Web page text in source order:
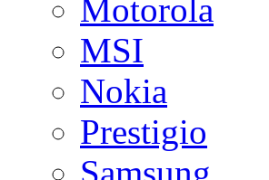
Motorola
MSI
Nokia
Prestigio
Samsung